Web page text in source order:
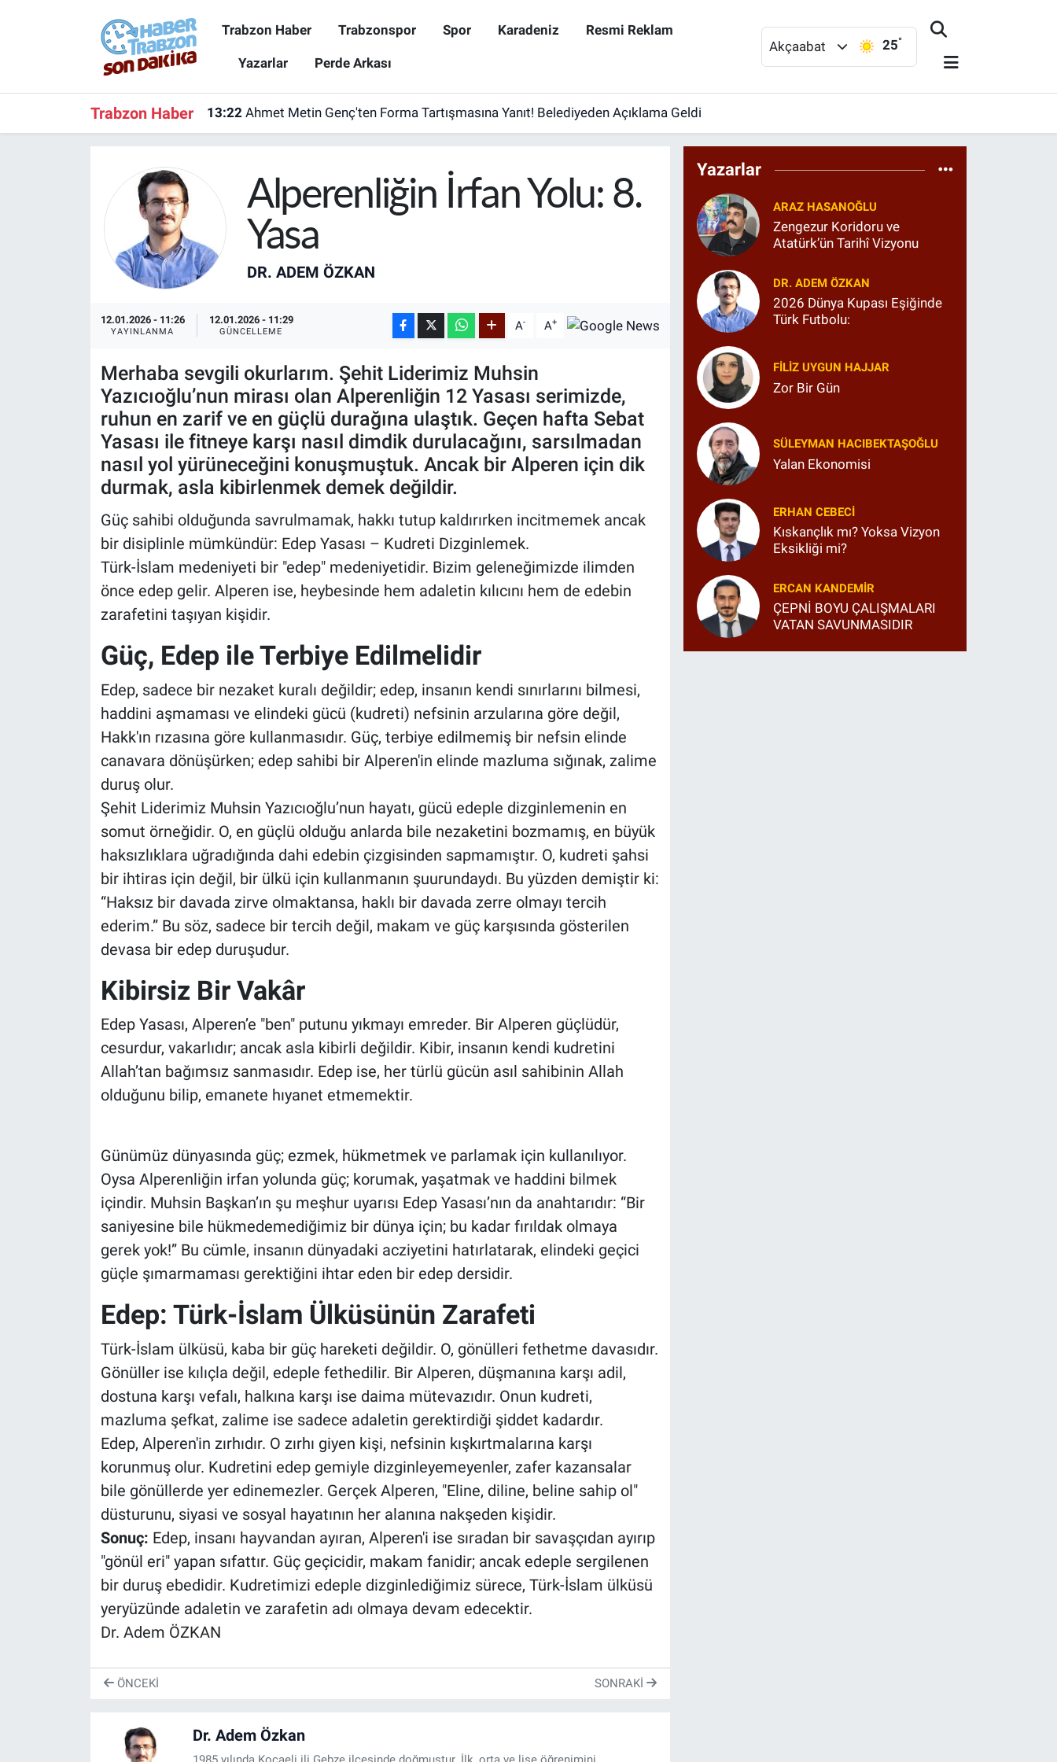
Trabzon Haber Trabzonspor Spor Karadeniz Resmi Reklam
Yazarlar Perde Arkası
Akçaabat 25°
Trabzon Haber 13:22 Ahmet Metin Genç'ten Forma Tartışmasına Yanıt! Belediyeden Açıklama Geldi
Alperenliğin İrfan Yolu: 8.
Yasa
DR. ADEM ÖZKAN
12.01.2026 - 11:26
YAYINLANMA
12.01.2026 - 11:29
GÜNCELLEME A- A+
Merhaba sevgili okurlarım. Şehit Liderimiz Muhsin
Yazıcıoğlu’nun mirası olan Alperenliğin 12 Yasası serimizde,
ruhun en zarif ve en güçlü durağına ulaştık. Geçen hafta Sebat
Yasası ile fitneye karşı nasıl dimdik durulacağını, sarsılmadan
nasıl yol yürüneceğini konuşmuştuk. Ancak bir Alperen için dik
durmak, asla kibirlenmek demek değildir.
Güç sahibi olduğunda savrulmamak, hakkı tutup kaldırırken incitmemek ancak
bir disiplinle mümkündür: Edep Yasası – Kudreti Dizginlemek.
Türk-İslam medeniyeti bir "edep" medeniyetidir. Bizim geleneğimizde ilimden
önce edep gelir. Alperen ise, heybesinde hem adaletin kılıcını hem de edebin
zarafetini taşıyan kişidir.
Güç, Edep ile Terbiye Edilmelidir
Edep, sadece bir nezaket kuralı değildir; edep, insanın kendi sınırlarını bilmesi,
haddini aşmaması ve elindeki gücü (kudreti) nefsinin arzularına göre değil,
Hakk'ın rızasına göre kullanmasıdır. Güç, terbiye edilmemiş bir nefsin elinde
canavara dönüşürken; edep sahibi bir Alperen'in elinde mazluma sığınak, zalime
duruş olur.
Şehit Liderimiz Muhsin Yazıcıoğlu’nun hayatı, gücü edeple dizginlemenin en
somut örneğidir. O, en güçlü olduğu anlarda bile nezaketini bozmamış, en büyük
haksızlıklara uğradığında dahi edebin çizgisinden sapmamıştır. O, kudreti şahsi
bir ihtiras için değil, bir ülkü için kullanmanın şuurundaydı. Bu yüzden demiştir ki:
“Haksız bir davada zirve olmaktansa, haklı bir davada zerre olmayı tercih
ederim.” Bu söz, sadece bir tercih değil, makam ve güç karşısında gösterilen
devasa bir edep duruşudur.
Kibirsiz Bir Vakâr
Edep Yasası, Alperen’e "ben" putunu yıkmayı emreder. Bir Alperen güçlüdür,
cesurdur, vakarlıdır; ancak asla kibirli değildir. Kibir, insanın kendi kudretini
Allah’tan bağımsız sanmasıdır. Edep ise, her türlü gücün asıl sahibinin Allah
olduğunu bilip, emanete hıyanet etmemektir.
Günümüz dünyasında güç; ezmek, hükmetmek ve parlamak için kullanılıyor.
Oysa Alperenliğin irfan yolunda güç; korumak, yaşatmak ve haddini bilmek
içindir. Muhsin Başkan’ın şu meşhur uyarısı Edep Yasası’nın da anahtarıdır: “Bir
saniyesine bile hükmedemediğimiz bir dünya için; bu kadar fırıldak olmaya
gerek yok!” Bu cümle, insanın dünyadaki acziyetini hatırlatarak, elindeki geçici
güçle şımarmaması gerektiğini ihtar eden bir edep dersidir.
Edep: Türk-İslam Ülküsünün Zarafeti
Türk-İslam ülküsü, kaba bir güç hareketi değildir. O, gönülleri fethetme davasıdır.
Gönüller ise kılıçla değil, edeple fethedilir. Bir Alperen, düşmanına karşı adil,
dostuna karşı vefalı, halkına karşı ise daima mütevazıdır. Onun kudreti,
mazluma şefkat, zalime ise sadece adaletin gerektirdiği şiddet kadardır.
Edep, Alperen'in zırhıdır. O zırhı giyen kişi, nefsinin kışkırtmalarına karşı
korunmuş olur. Kudretini edep gemiyle dizginleyemeyenler, zafer kazansalar
bile gönüllerde yer edinemezler. Gerçek Alperen, "Eline, diline, beline sahip ol"
düsturunu, siyasi ve sosyal hayatının her alanına nakşeden kişidir.
Sonuç: Edep, insanı hayvandan ayıran, Alperen'i ise sıradan bir savaşçıdan ayırıp
"gönül eri" yapan sıfattır. Güç geçicidir, makam fanidir; ancak edeple sergilenen
bir duruş ebedidir. Kudretimizi edeple dizginlediğimiz sürece, Türk-İslam ülküsü
yeryüzünde adaletin ve zarafetin adı olmaya devam edecektir.
Dr. Adem ÖZKAN
ÖNCEKI SONRAKI
Dr. Adem Özkan
Yazarlar
ARAZ HASANOĞLU
Zengezur Koridoru ve
Atatürk’ün Tarihî Vizyonu
DR. ADEM ÖZKAN
2026 Dünya Kupası Eşiğinde
Türk Futbolu:
FILIZ UYGUN HAJJAR
Zor Bir Gün
SÜLEYMAN HACIBEKTAŞOĞLU
Yalan Ekonomisi
ERHAN CEBECI
Kıskançlık mı? Yoksa Vizyon
Eksikliği mi?
ERCAN KANDEMIR
ÇEPNİ BOYU ÇALIŞMALARI
VATAN SAVUNMASIDIR
Trabzon Haber
Resmi Reklam
Trabzon Nöbetçi Eczaneler
Trabzon Trafik Yoğunluk Haritası
Süper Lig Puan Durumu ve Fikstür
Tüm Manşetler